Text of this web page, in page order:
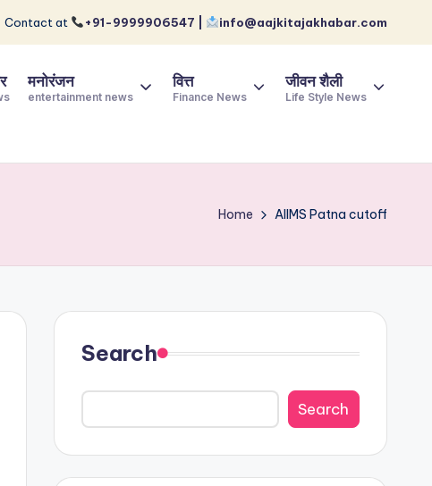
Contact at +91-9999906547 | info@aajkitajakhabar.com
मनोरंजन
entertainment news
वित्त
Finance News
जीवन शैली
Life Style News
Home AIIMS Patna cutoff
Search
Search